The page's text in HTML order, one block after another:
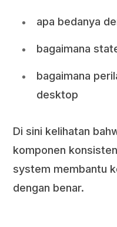
apa bedanya
bagaimana
bagaimana
desktop
Di sini kelihatan
komponen
system membantu
dengan benar.